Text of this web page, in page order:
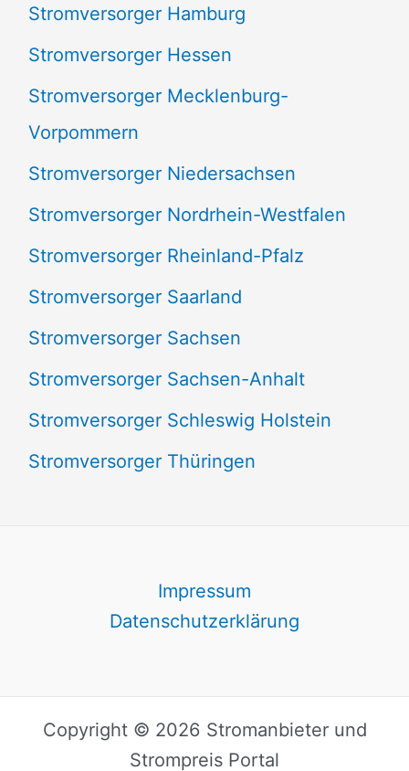
Stromversorger Hamburg
Stromversorger Hessen
Stromversorger Mecklenburg-
Vorpommern
Stromversorger Niedersachsen
Stromversorger Nordrhein-Westfalen
Stromversorger Rheinland-Pfalz
Stromversorger Saarland
Stromversorger Sachsen
Stromversorger Sachsen-Anhalt
Stromversorger Schleswig Holstein
Stromversorger Thüringen
Impressum
Datenschutzerklärung
Copyright © 2026 Stromanbieter und
Strompreis Portal